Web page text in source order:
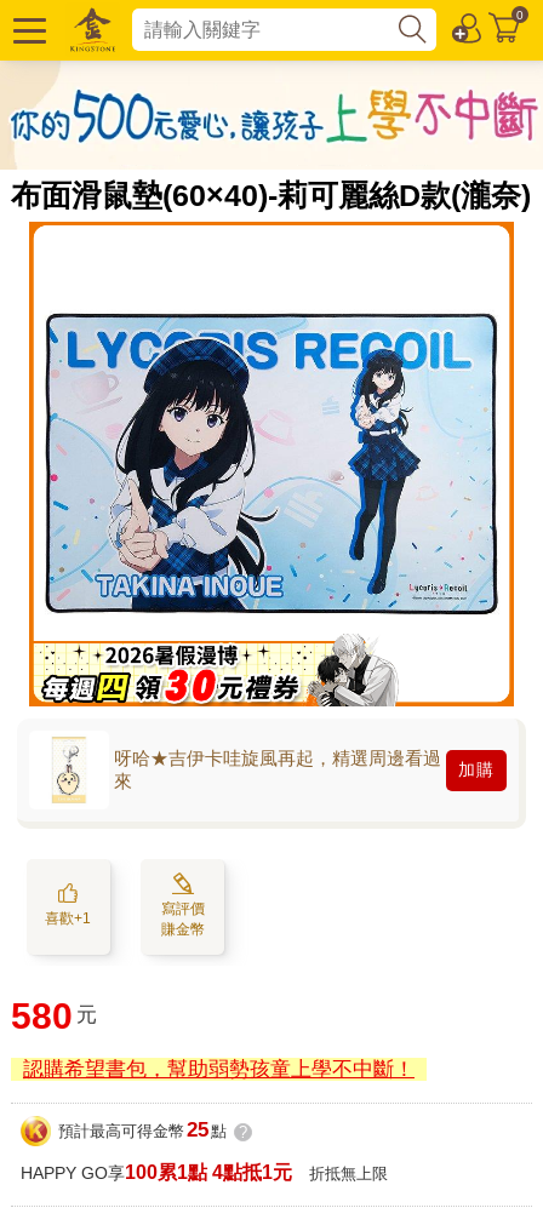
0
布面滑鼠墊(60×40)-莉可麗絲D款(瀧奈)
呀哈★吉伊卡哇旋風再起，精選周邊看過
來
加購
喜歡+1
寫評價
賺金幣
580 元
認購希望書包，幫助弱勢孩童上學不中斷！
預計最高可得金幣 25點 ?
HAPPY GO享100累1點 4點抵1元 折抵無上限